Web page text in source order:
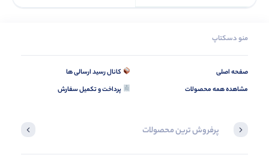
منو دسکتاپ
صفحه اصلی
مشاهده همه محصولات
کانال رسید ارسالی ها
پرداخت و تکمیل سفارش
پرفروش ترین محصولات